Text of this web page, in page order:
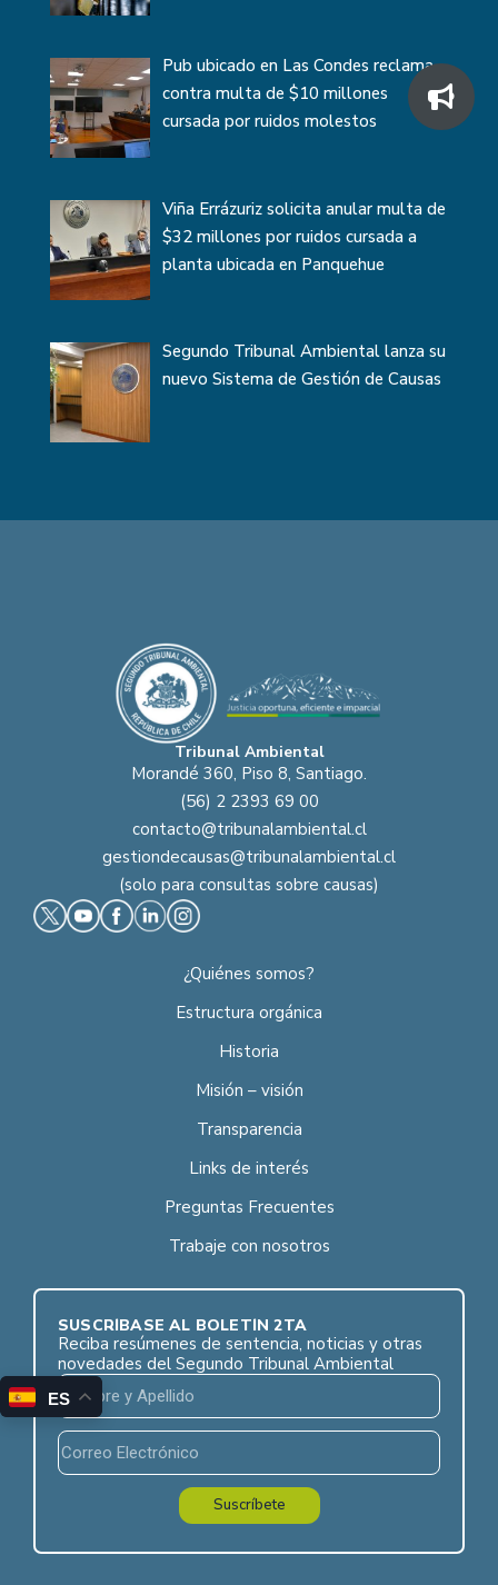
Pub ubicado en Las Condes reclama
contra multa de $10 millones
cursada por ruidos molestos
Viña Errázuriz solicita anular multa de
$32 millones por ruidos cursada a
planta ubicada en Panquehue
Segundo Tribunal Ambiental lanza su
nuevo Sistema de Gestión de Causas
Tribunal Ambiental
Morandé 360, Piso 8, Santiago.
(56) 2 2393 69 00
contacto@tribunalambiental.cl
gestiondecausas@tribunalambiental.cl
(solo para consultas sobre causas)
¿Quiénes somos?
Estructura orgánica
Historia
Misión – visión
Transparencia
Links de interés
Preguntas Frecuentes
Trabaje con nosotros
SUSCRÍBASE AL BOLETÍN 2TA
Reciba resúmenes de sentencia, noticias y otras
novedades del Segundo Tribunal Ambiental
Suscríbete
ES